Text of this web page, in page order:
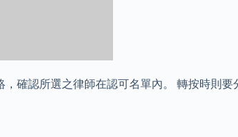
確認所選之律師在認可名單內。 轉按時則